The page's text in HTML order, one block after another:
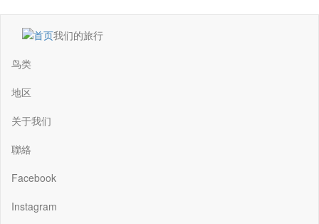
Main
navigation
我们的旅行
鸟类
地区
关于我们
聯絡
Facebook
Instagram